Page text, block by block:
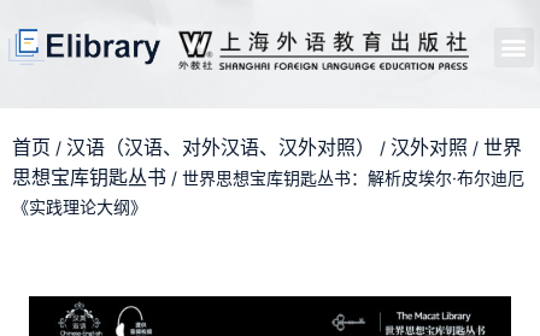
首页 / 汉语（汉语、对外汉语、汉外对照） / 汉外对照 / 世界
思想宝库钥匙丛书 / 世界思想宝库钥匙丛书：解析皮埃尔·布尔迪厄
《实践理论大纲》